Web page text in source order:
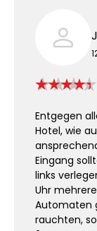
Entgegen
Hotel, wie
Eingang
links
Uhr
Automaten
rauchten,